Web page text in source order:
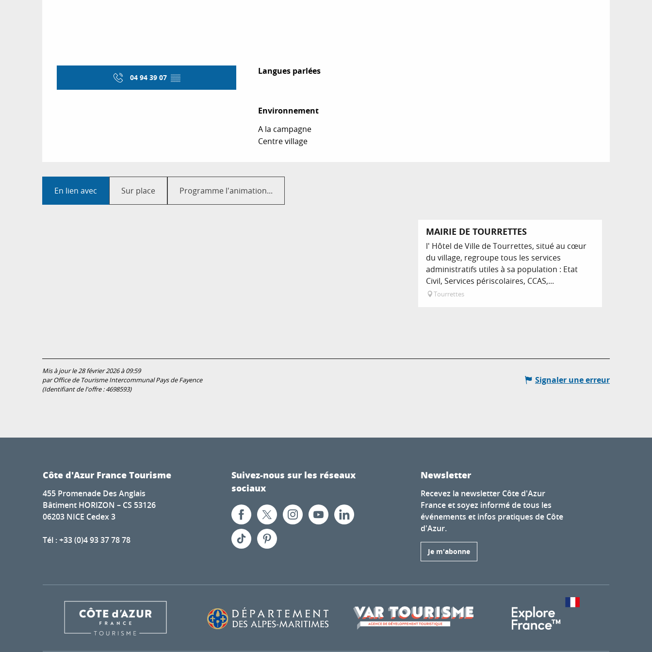
04 94 39 07 ▒▒
Langues parlées
Langues parlées
Environnement
Environnement
A la campagne
Centre village
En lien avec Sur place Programme l'animation...
MAIRIE DE TOURRETTES
l' Hôtel de Ville de Tourrettes, situé au cœur
du village, regroupe tous les services
administratifs utiles à sa population : Etat
Civil, Services périscolaires, CCAS,...
Tourrettes
Mis à jour le 28 février 2026 à 09:59
par Office de Tourisme Intercommunal Pays de Fayence
(Identifiant de l'offre :4698593)
Signaler une erreur
Côte d'Azur France Tourisme
455 Promenade Des Anglais
Bâtiment HORIZON – CS 53126
06203 NICE Cedex 3
Tél : +33 (0)4 93 37 78 78
Suivez-nous sur les réseaux
sociaux
Newsletter
Recevez la newsletter Côte d'Azur
France et soyez informé de tous les
événements et infos pratiques de Côte
d'Azur.
Je m'abonne